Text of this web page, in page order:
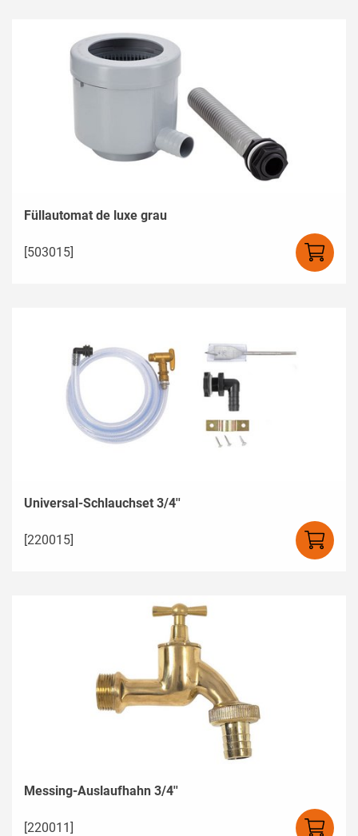
Füllautomat de luxe grau
[503015]
Universal-Schlauchset 3/4''
[220015]
Messing-Auslaufhahn 3/4''
[220011]